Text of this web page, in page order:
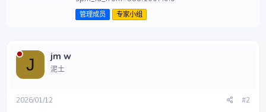
管理成员 专家小组
J jm w
泥土
2026/01/12 #2